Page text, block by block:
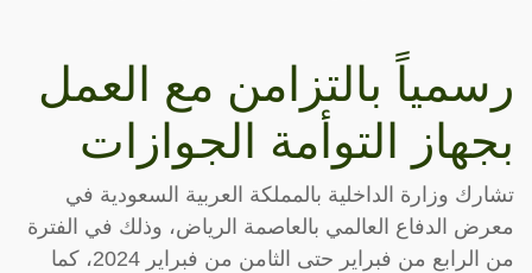
رسمياً بالتزامن مع العمل
بجهاز التوأمة الجوازات
تشارك وزارة الداخلية بالمملكة العربية السعودية في
معرض الدفاع العالمي بالعاصمة الرياض، وذلك في الفترة
من الرابع من فبراير حتى الثامن من فبراير 2024، كما